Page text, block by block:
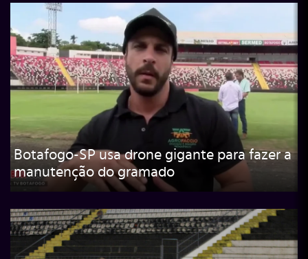
Botafogo-SP usa drone gigante para fazer a
manutenção do gramado